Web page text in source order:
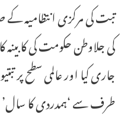
تبت کی مرکزی انتظامیہ
کی جلاوطن حکومت کی
جاری کیا اور عالمی سطح
طرف سے ‘ہمدردی کا سال’